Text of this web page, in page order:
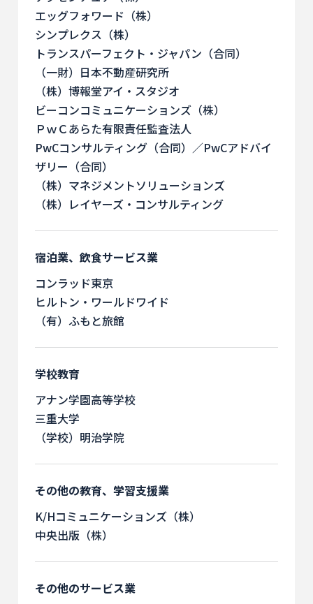
エッグフォワード（株）
シンプレクス（株）
トランスパーフェクト・ジャパン（合同）
（一財）日本不動産研究所
（株）博報堂アイ・スタジオ
ビーコンコミュニケーションズ（株）
ＰｗＣあらた有限責任監査法人
PwCコンサルティング（合同）／PwCアドバイ
ザリー（合同）
（株）マネジメントソリューションズ
（株）レイヤーズ・コンサルティング
宿泊業、飲食サービス業
コンラッド東京
ヒルトン・ワールドワイド
（有）ふもと旅館
学校教育
アナン学園高等学校
三重大学
（学校）明治学院
その他の教育、学習支援業
K/Hコミュニケーションズ（株）
中央出版（株）
その他のサービス業